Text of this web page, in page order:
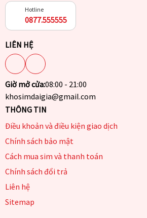
Hotline
0877.555555
LIÊN HỆ
Giờ mở cửa:08:00 - 21:00
khosimdaigia@gmail.com
THÔNG TIN
Điều khoản và điều kiện giao dịch
Chính sách bảo mật
Cách mua sim và thanh toán
Chính sách đổi trả
Liên hệ
Sitemap